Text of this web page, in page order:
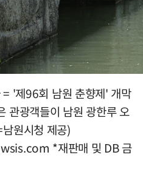
'제96회 남원 춘향제' 개막
관광객들이 남원 광한루 오
원시청 제공)
*재판매 및 DB 금